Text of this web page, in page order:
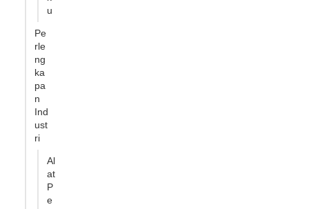
u
Pe
rle
ng
ka
pa
n
Ind
ust
ri
Al
at
P
e